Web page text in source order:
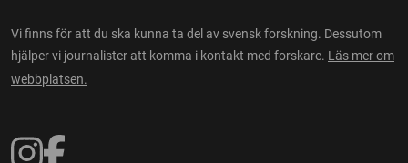
Vi finns för att du ska kunna ta del av svensk forskning. Dessutom
hjälper vi journalister att komma i kontakt med forskare. Läs mer om
webbplatsen.